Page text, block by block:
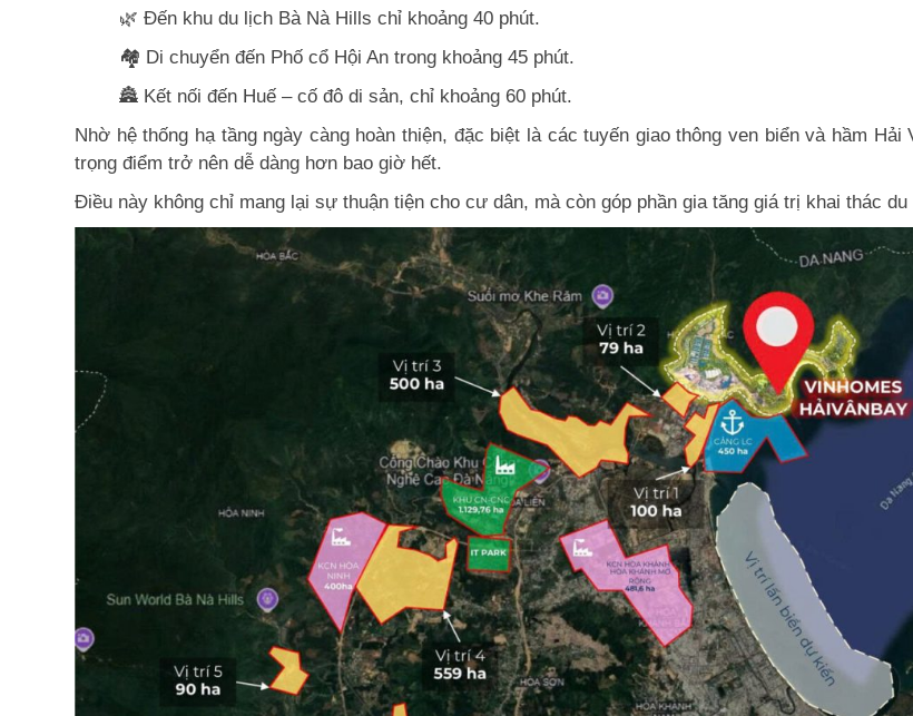
🌿 Đến khu du lịch Bà Nà Hills chỉ khoảng 40 phút.
🏘️ Di chuyển đến Phố cổ Hội An trong khoảng 45 phút.
🏯 Kết nối đến Huế – cố đô di sản, chỉ khoảng 60 phút.
Nhờ hệ thống hạ tầng ngày càng hoàn thiện, đặc biệt là các tuyến giao thông ven biển và hầm
trọng điểm trở nên dễ dàng hơn bao giờ hết.
Điều này không chỉ mang lại sự thuận tiện cho cư dân, mà còn góp phần gia tăng giá trị khai thác